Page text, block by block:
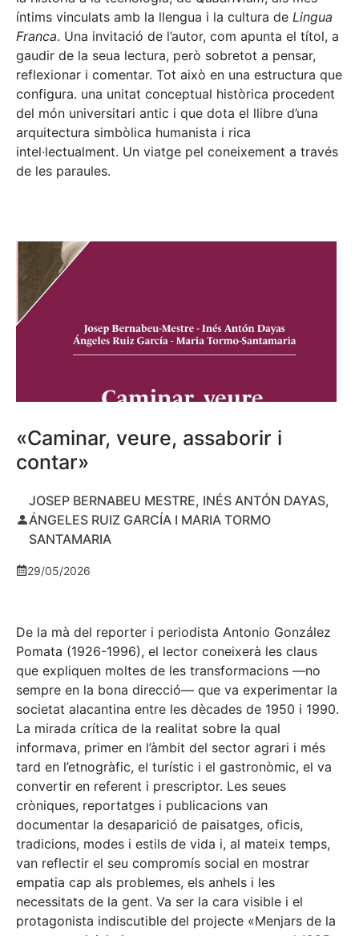
íntims vinculats amb la llengua i la cultura de Lingua
Franca. Una invitació de l’autor, com apunta el títol, a
gaudir de la seua lectura, però sobretot a pensar,
reflexionar i comentar. Tot això en una estructura que
configura. una unitat conceptual històrica procedent
del món universitari antic i que dota el llibre d’una
arquitectura simbòlica humanista i rica
intel·lectualment. Un viatge pel coneixement a través
de les paraules.
«Caminar, veure, assaborir i
contar»
JOSEP BERNABEU MESTRE, INÉS ANTÓN DAYAS,
ÁNGELES RUIZ GARCÍA I MARIA TORMO
SANTAMARIA
29/05/2026
De la mà del reporter i periodista Antonio González
Pomata (1926-1996), el lector coneixerà les claus
que expliquen moltes de les transformacions —no
sempre en la bona direcció— que va experimentar la
societat alacantina entre les dècades de 1950 i 1990.
La mirada crítica de la realitat sobre la qual
informava, primer en l’àmbit del sector agrari i més
tard en l’etnogràfic, el turístic i el gastronòmic, el va
convertir en referent i prescriptor. Les seues
cròniques, reportatges i publicacions van
documentar la desaparició de paisatges, oficis,
tradicions, modes i estils de vida i, al mateix temps,
van reflectir el seu compromís social en mostrar
empatia cap als problemes, els anhels i les
necessitats de la gent. Va ser la cara visible i el
protagonista indiscutible del projecte «Menjars de la